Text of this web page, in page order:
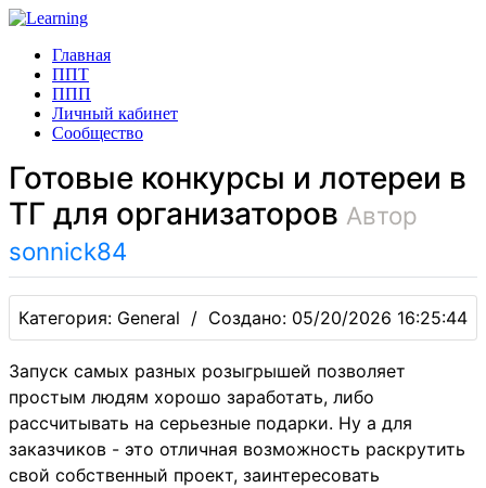
Главная
ППТ
ППП
Личный кабинет
Сообщество
Готовые конкурсы и лотереи в
ТГ для организаторов Автор
sonnick84
Категория: General / Создано: 05/20/2026 16:25:44
Запуск самых разных розыгрышей позволяет
простым людям хорошо заработать, либо
рассчитывать на серьезные подарки. Ну а для
заказчиков - это отличная возможность раскрутить
свой собственный проект, заинтересовать